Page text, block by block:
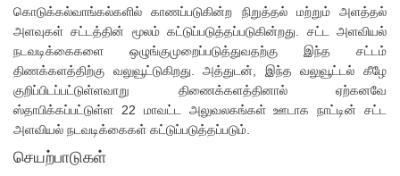
கொடுக்கல்வாங்கல்களில் காணப்படுகின்ற நிறுத்தல் மற்றும் அளத்தல்
அளவுகள் சட்டத்தின் மூலம் கட்டுப்படுத்தப்படுகின்றது. சட்ட அளவியல்
நடவடிக்கைகளை ஒழுங்குமுறைப்படுத்துவதற்கு இந்த சட்டம்
திணக்களத்திற்கு வலுவூட்டுகிறது. அத்துடன், இந்த வலுவூட்டல் கீழே
குறிப்பிடப்பட்டுள்ளவாறு திணைக்களத்தினால் ஏற்கனவே
ஸ்தாபிக்கப்பட்டுள்ள 22 மாவட்ட அலுவலகங்கள் ஊடாக நாட்டின் சட்ட
அளவியல் நடவடிக்கைகள் கட்டுப்படுத்தப்படும்.
செயற்பாடுகள்